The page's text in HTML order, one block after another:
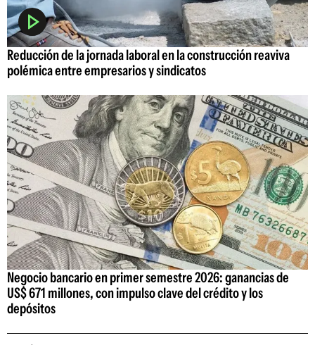
Reducción de la jornada laboral en la construcción reaviva
polémica entre empresarios y sindicatos
Negocio bancario en primer semestre 2026: ganancias de
US$ 671 millones, con impulso clave del crédito y los
depósitos